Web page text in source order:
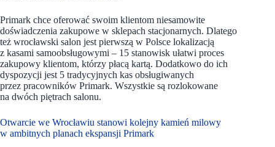
Primark chce oferować swoim klientom niesamowite
doświadczenia zakupowe w sklepach stacjonarnych. Dlatego
też wrocławski salon jest pierwszą w Polsce lokalizacją
z kasami samoobsługowymi – 15 stanowisk ułatwi proces
zakupowy klientom, którzy płacą kartą. Dodatkowo do ich
dyspozycji jest 5 tradycyjnych kas obsługiwanych
przez pracowników Primark. Wszystkie są rozlokowane
na dwóch piętrach salonu.
Otwarcie we Wrocławiu stanowi kolejny kamień milowy
w ambitnych planach ekspansji Primark